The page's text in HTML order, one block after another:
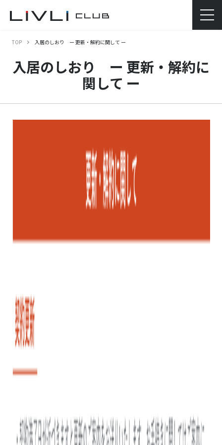
TOP 入居のしおり ー 更新・解約に関して ー
入居のしおり ー 更新・解約に
関して ー